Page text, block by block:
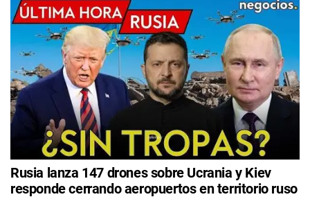
Rusia lanza 147 drones sobre Ucrania y Kiev
responde cerrando aeropuertos en territorio ruso